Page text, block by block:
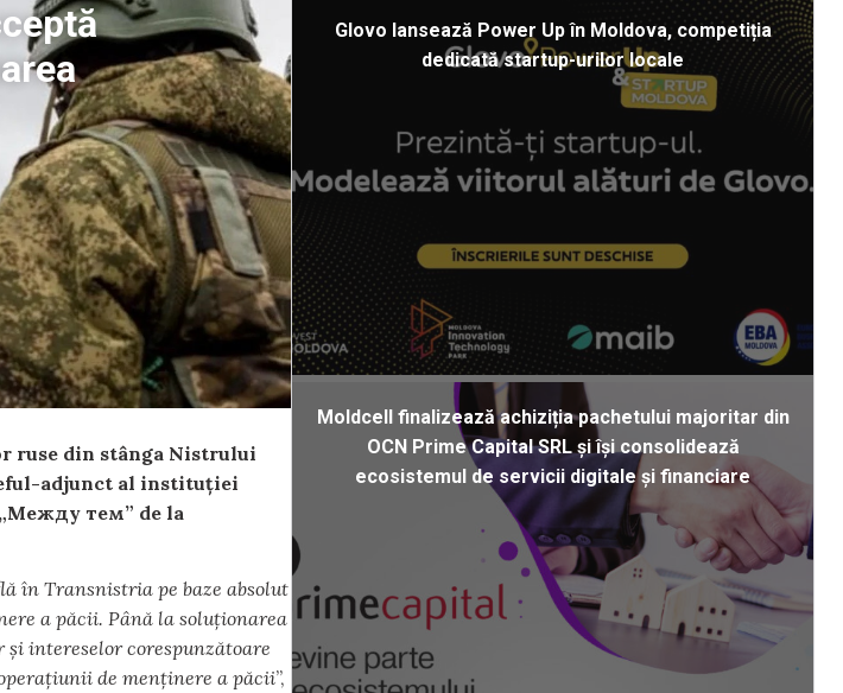
ruse din stânga Nistrului
adjunct al instituției
тем” de la
în Transnistria pe baze absolut
a păcii. Până la soluționarea
intereselor corespunzătoare
de menținere a păcii”,
Glovo lansează Power Up în Moldova, competiția
dedicată startup-urilor locale
Moldcell finalizează achiziția pachetului majoritar din
OCN Prime Capital SRL și își consolidează
ecosistemul de servicii digitale și financiare